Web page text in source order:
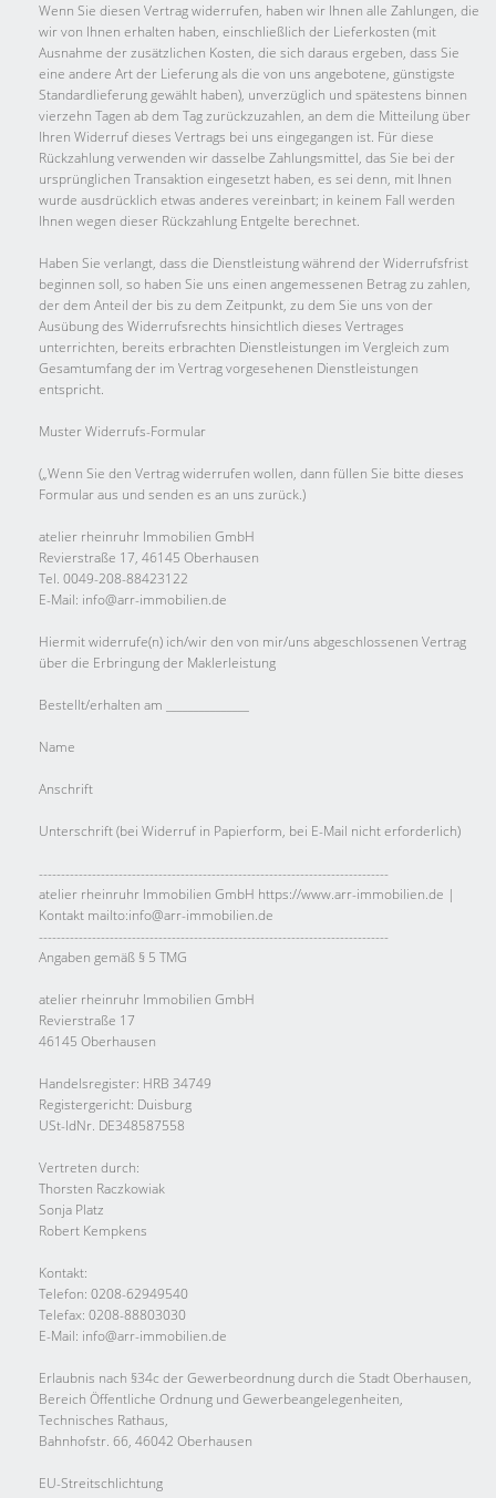
Wenn Sie diesen Vertrag widerrufen, haben wir Ihnen alle Zahlungen, die
wir von Ihnen erhalten haben, einschließlich der Lieferkosten (mit
Ausnahme der zusätzlichen Kosten, die sich daraus ergeben, dass Sie
eine andere Art der Lieferung als die von uns angebotene, günstigste
Standardlieferung gewählt haben), unverzüglich und spätestens binnen
vierzehn Tagen ab dem Tag zurückzuzahlen, an dem die Mitteilung über
Ihren Widerruf dieses Vertrags bei uns eingegangen ist. Für diese
Rückzahlung verwenden wir dasselbe Zahlungsmittel, das Sie bei der
ursprünglichen Transaktion eingesetzt haben, es sei denn, mit Ihnen
wurde ausdrücklich etwas anderes vereinbart; in keinem Fall werden
Ihnen wegen dieser Rückzahlung Entgelte berechnet.
Haben Sie verlangt, dass die Dienstleistung während der Widerrufsfrist
beginnen soll, so haben Sie uns einen angemessenen Betrag zu zahlen,
der dem Anteil der bis zu dem Zeitpunkt, zu dem Sie uns von der
Ausübung des Widerrufsrechts hinsichtlich dieses Vertrages
unterrichten, bereits erbrachten Dienstleistungen im Vergleich zum
Gesamtumfang der im Vertrag vorgesehenen Dienstleistungen
entspricht.
Muster Widerrufs-Formular
(„Wenn Sie den Vertrag widerrufen wollen, dann füllen Sie bitte dieses
Formular aus und senden es an uns zurück.)
atelier rheinruhr Immobilien GmbH
Revierstraße 17, 46145 Oberhausen
Tel. 0049-208-88423122
E-Mail: info@arr-immobilien.de
Hiermit widerrufe(n) ich/wir den von mir/uns abgeschlossenen Vertrag
über die Erbringung der Maklerleistung
Bestellt/erhalten am _______________
Name
Anschrift
Unterschrift (bei Widerruf in Papierform, bei E-Mail nicht erforderlich)
-------------------------------------------------------------------------------
atelier rheinruhr Immobilien GmbH https://www.arr-immobilien.de |
Kontakt mailto:info@arr-immobilien.de
-------------------------------------------------------------------------------
Angaben gemäß § 5 TMG
atelier rheinruhr Immobilien GmbH
Revierstraße 17
46145 Oberhausen
Handelsregister: HRB 34749
Registergericht: Duisburg
USt-IdNr. DE348587558
Vertreten durch:
Thorsten Raczkowiak
Sonja Platz
Robert Kempkens
Kontakt:
Telefon: 0208-62949540
Telefax: 0208-88803030
E-Mail: info@arr-immobilien.de
Erlaubnis nach §34c der Gewerbeordnung durch die Stadt Oberhausen,
Bereich Öffentliche Ordnung und Gewerbeangelegenheiten,
Technisches Rathaus,
Bahnhofstr. 66, 46042 Oberhausen
EU-Streitschlichtung